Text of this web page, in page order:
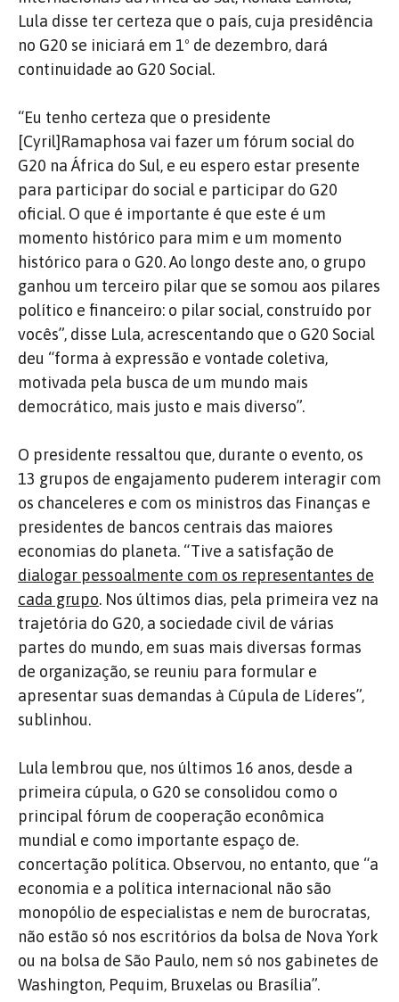
Lula disse ter certeza que o país, cuja presidência
no G20 se iniciará em 1º de dezembro, dará
continuidade ao G20 Social.
“Eu tenho certeza que o presidente
[Cyril]Ramaphosa vai fazer um fórum social do
G20 na África do Sul, e eu espero estar presente
para participar do social e participar do G20
oficial. O que é importante é que este é um
momento histórico para mim e um momento
histórico para o G20. Ao longo deste ano, o grupo
ganhou um terceiro pilar que se somou aos pilares
político e financeiro: o pilar social, construído por
vocês”, disse Lula, acrescentando que o G20 Social
deu “forma à expressão e vontade coletiva,
motivada pela busca de um mundo mais
democrático, mais justo e mais diverso”.
O presidente ressaltou que, durante o evento, os
13 grupos de engajamento puderem interagir com
os chanceleres e com os ministros das Finanças e
presidentes de bancos centrais das maiores
economias do planeta. “Tive a satisfação de
dialogar pessoalmente com os representantes de
cada grupo. Nos últimos dias, pela primeira vez na
trajetória do G20, a sociedade civil de várias
partes do mundo, em suas mais diversas formas
de organização, se reuniu para formular e
apresentar suas demandas à Cúpula de Líderes”,
sublinhou.
Lula lembrou que, nos últimos 16 anos, desde a
primeira cúpula, o G20 se consolidou como o
principal fórum de cooperação econômica
mundial e como importante espaço de.
concertação política. Observou, no entanto, que “a
economia e a política internacional não são
monopólio de especialistas e nem de burocratas,
não estão só nos escritórios da bolsa de Nova York
ou na bolsa de São Paulo, nem só nos gabinetes de
Washington, Pequim, Bruxelas ou Brasília”.